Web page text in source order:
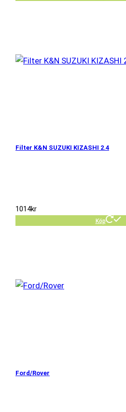
Filter K&N SUZUKI KIZASHI 2.4
1014kr
Köp
Ford/Rover